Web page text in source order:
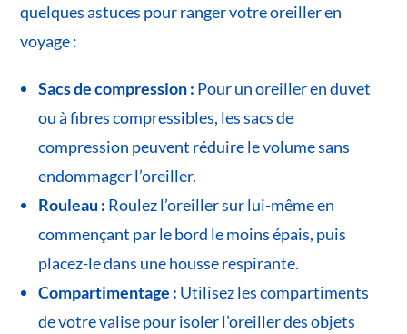
quelques astuces pour ranger votre oreiller en
voyage :
Sacs de compression : Pour un oreiller en duvet
ou à fibres compressibles, les sacs de
compression peuvent réduire le volume sans
endommager l’oreiller.
Rouleau : Roulez l’oreiller sur lui-même en
commençant par le bord le moins épais, puis
placez-le dans une housse respirante.
Compartimentage : Utilisez les compartiments
de votre valise pour isoler l’oreiller des objets